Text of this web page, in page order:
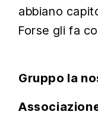
abbiano
Forse gli fa
Gruppo la